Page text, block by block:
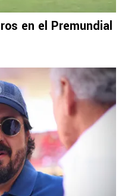
en el Premundial